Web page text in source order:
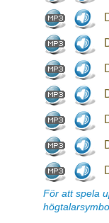
För att spela